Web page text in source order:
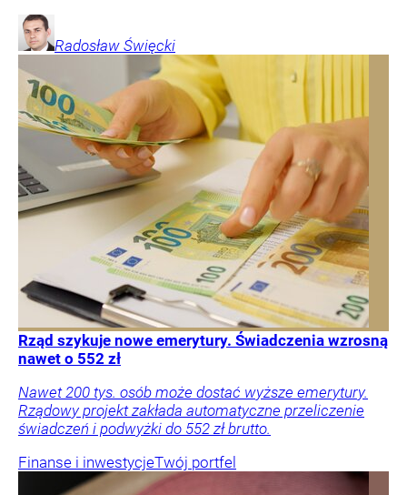
Radosław Święcki
Rząd szykuje nowe emerytury. Świadczenia wzrosną
nawet o 552 zł
Nawet 200 tys. osób może dostać wyższe emerytury.
Rządowy projekt zakłada automatyczne przeliczenie
świadczeń i podwyżki do 552 zł brutto.
Finanse i inwestycjeTwój portfel